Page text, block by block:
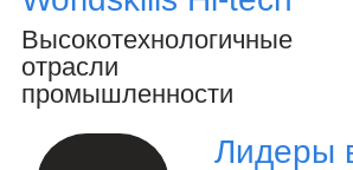
надзора за реализацией проекта.